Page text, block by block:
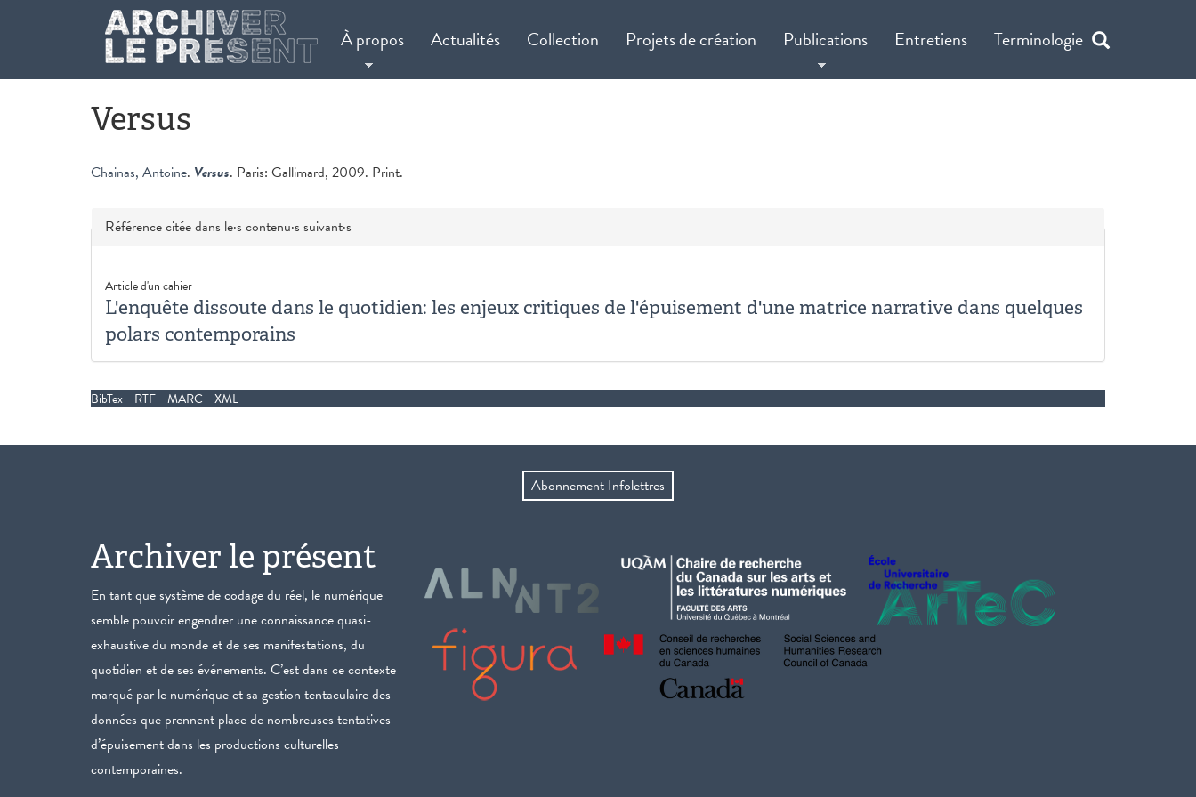
Aller au contenu principal
À propos Actualités Collection Projets de création Publications Entretiens Terminologie
Versus
Chainas, Antoine. Versus. Paris: Gallimard, 2009. Print.
Masquer
Référence citée dans le·s contenu·s suivant·s
Article d'un cahier
L'enquête dissoute dans le quotidien: les enjeux critiques de l'épuisement d'une matrice narrative dans quelques
polars contemporains
BibTex RTF MARC XML
Abonnement Infolettres
Archiver le présent
En tant que système de codage du réel, le numérique
semble pouvoir engendrer une connaissance quasi-
exhaustive du monde et de ses manifestations, du
quotidien et de ses événements. C’est dans ce contexte
marqué par le numérique et sa gestion tentaculaire des
données que prennent place de nombreuses tentatives
d’épuisement dans les productions culturelles
contemporaines.